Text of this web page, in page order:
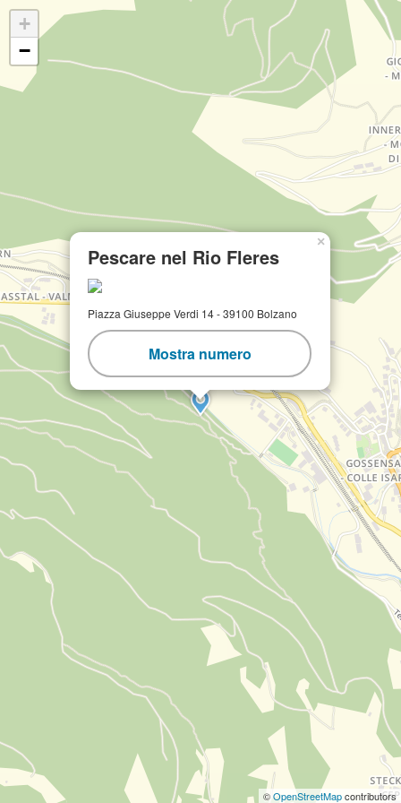
Pescare nel Rio Fleres
Piazza Giuseppe Verdi 14 - 39100 Bolzano
Mostra numero
×
+
−
©OpenStreetMapcontributors